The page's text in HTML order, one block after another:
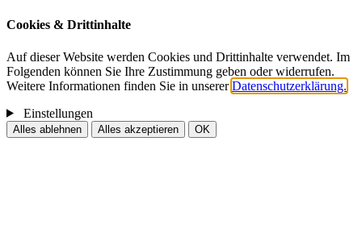
Cookies & Drittinhalte
Auf dieser Website werden Cookies und Drittinhalte verwendet. Im
Folgenden können Sie Ihre Zustimmung geben oder widerrufen.
Weitere Informationen finden Sie in unsererDatenschutzerklärung.
Einstellungen
Alles ablehnen Alles akzeptieren OK